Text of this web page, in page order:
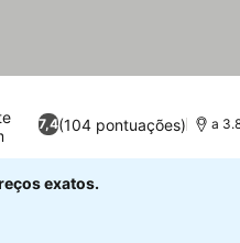
7,4(104 pontuações) a
exatos.